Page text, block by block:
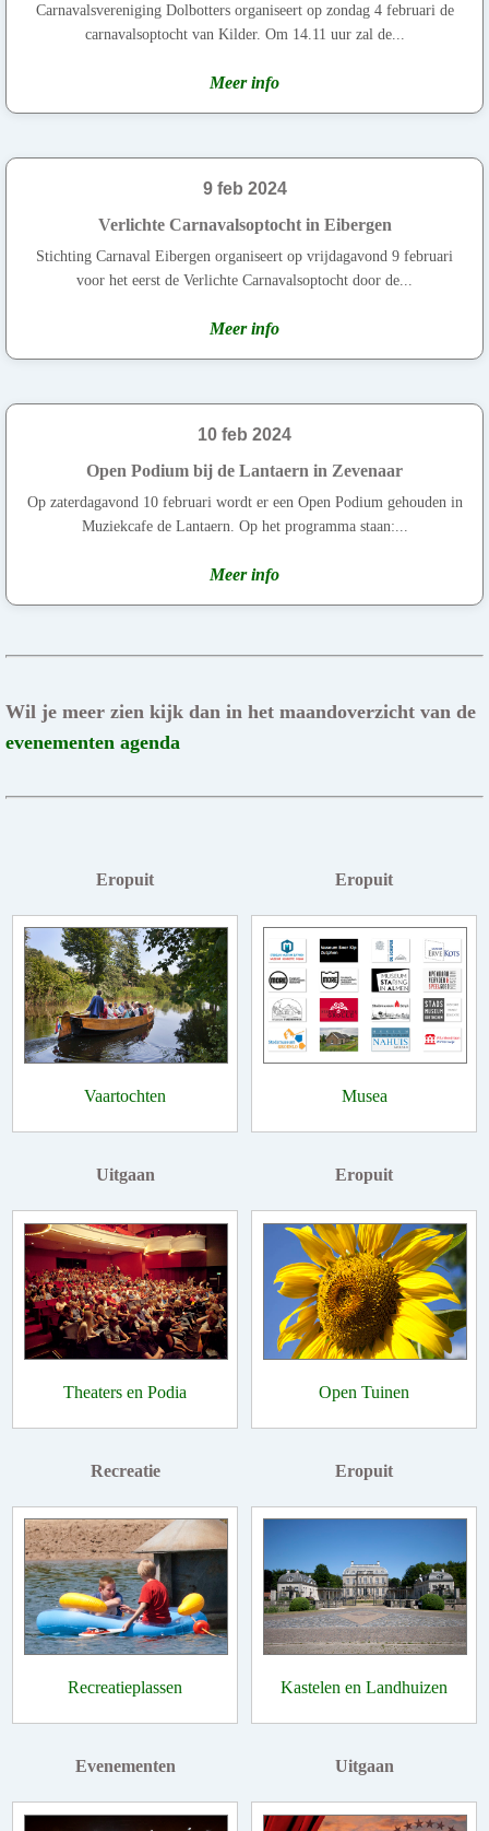
Carnavalsvereniging Dolbotters organiseert op zondag 4 februari de
carnavalsoptocht van Kilder. Om 14.11 uur zal de...
Meer info
9 feb 2024
Verlichte Carnavalsoptocht in Eibergen
Stichting Carnaval Eibergen organiseert op vrijdagavond 9 februari
voor het eerst de Verlichte Carnavalsoptocht door de...
Meer info
10 feb 2024
Open Podium bij de Lantaern in Zevenaar
Op zaterdagavond 10 februari wordt er een Open Podium gehouden in
Muziekcafe de Lantaern. Op het programma staan:...
Meer info
Wil je meer zien kijk dan in het maandoverzicht van de
evenementen agenda
Eropuit
Vaartochten
Eropuit
Musea
Uitgaan
Theaters en Podia
Eropuit
Open Tuinen
Recreatie
Recreatieplassen
Eropuit
Kastelen en Landhuizen
Evenementen Uitgaan